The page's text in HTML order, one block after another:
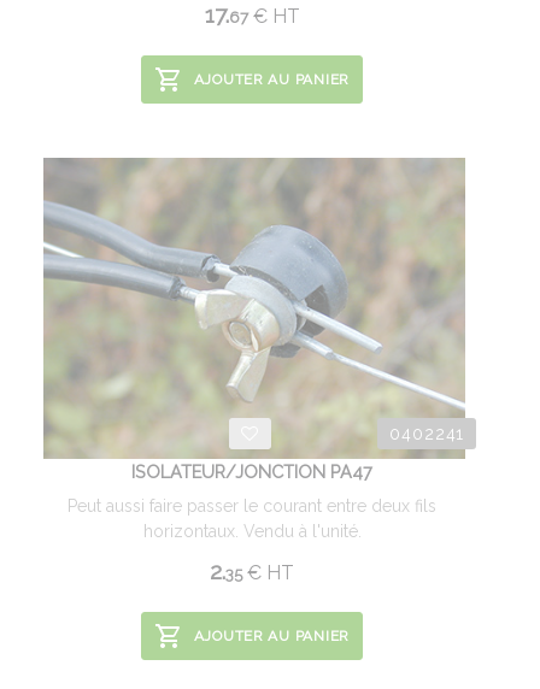
17.67 €HT
AJOUTER AU PANIER
0402241
ISOLATEUR/JONCTION PA47
Peut aussi faire passer le courant entre deux fils
horizontaux. Vendu à l'unité.
2.35 € HT
AJOUTER AU PANIER